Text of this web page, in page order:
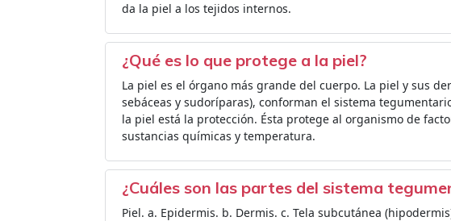
da la piel a los tejidos internos.
¿Qué es lo que protege a la piel?
La piel es el órgano más grande del cuerpo. La piel y sus
sebáceas y sudoríparas), conforman el sistema
la piel está la protección. Ésta protege al organismo de
sustancias químicas y temperatura.
¿Cuáles son las partes del sistema
Piel. a. Epidermis. b. Dermis. c. Tela subcutánea